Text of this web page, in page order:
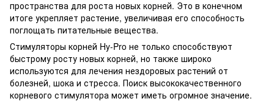
пространства для роста новых корней. Это в конечном
итоге укрепляет растение, увеличивая его способность
поглощать питательные вещества.
Стимуляторы корней Hy-Pro не только способствуют
быстрому росту новых корней, но также широко
используются для лечения нездоровых растений от
болезней, шока и стресса. Поиск высококачественного
корневого стимулятора может иметь огромное значение.